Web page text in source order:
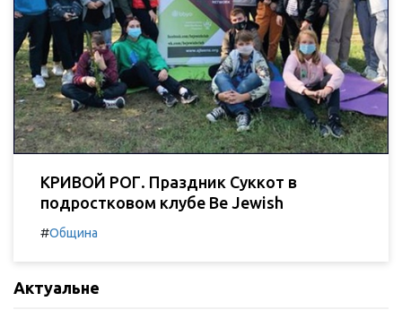
КРИВОЙ РОГ. Праздник Суккот в
подростковом клубе Be Jewish
#Община
Актуальне